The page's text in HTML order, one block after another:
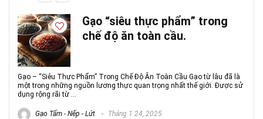
Gạo “siêu thực phẩm” trong
chế độ ăn toàn cầu.
Gạo – “Siêu Thực Phẩm” Trong Chế Độ Ăn Toàn Cầu Gạo từ lâu đã là
một trong những nguồn lương thực quan trọng nhất thế giới. Được sử
dụng rộng rãi từ ...
Gạo Tấm - Nếp - Lứt Tháng 1 24, 2025